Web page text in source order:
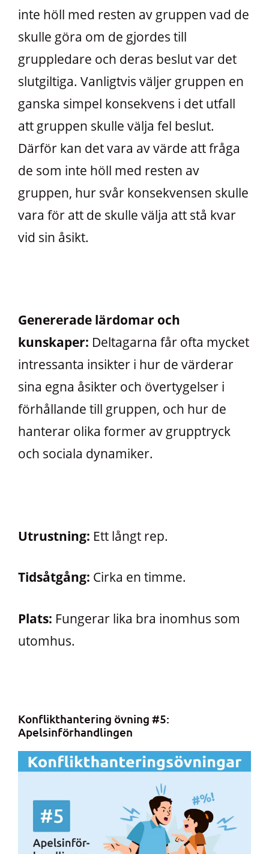
inte höll med resten av gruppen vad de
skulle göra om de gjordes till
gruppledare och deras beslut var det
slutgiltiga. Vanligtvis väljer gruppen en
ganska simpel konsekvens i det utfall
att gruppen skulle välja fel beslut.
Därför kan det vara av värde att fråga
de som inte höll med resten av
gruppen, hur svår konsekvensen skulle
vara för att de skulle välja att stå kvar
vid sin åsikt.
Genererade lärdomar och
kunskaper: Deltagarna får ofta mycket
intressanta insikter i hur de värderar
sina egna åsikter och övertygelser i
förhållande till gruppen, och hur de
hanterar olika former av grupptryck
och sociala dynamiker.
Utrustning: Ett långt rep.
Tidsåtgång: Cirka en timme.
Plats: Fungerar lika bra inomhus som
utomhus.
Konflikthantering övning #5:
Apelsinförhandlingen